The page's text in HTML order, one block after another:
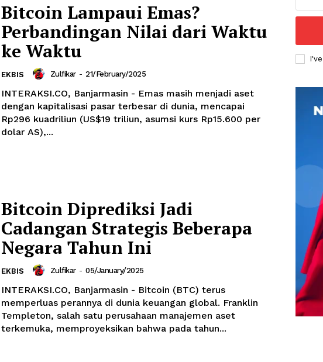
Bitcoin Lampaui Emas?
Perbandingan Nilai dari Waktu
ke Waktu
EKBIS Zulfikar - 21/February/2025
INTERAKSI.CO, Banjarmasin - Emas masih menjadi aset
dengan kapitalisasi pasar terbesar di dunia, mencapai
Rp296 kuadriliun (US$19 triliun, asumsi kurs Rp15.600 per
dolar AS),...
Bitcoin Diprediksi Jadi
Cadangan Strategis Beberapa
Negara Tahun Ini
EKBIS Zulfikar - 05/January/2025
INTERAKSI.CO, Banjarmasin - Bitcoin (BTC) terus
memperluas perannya di dunia keuangan global. Franklin
Templeton, salah satu perusahaan manajemen aset
terkemuka, memproyeksikan bahwa pada tahun...